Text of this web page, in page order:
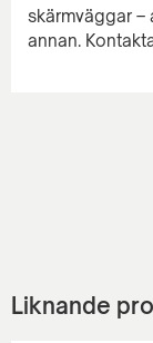
skärmväggar
Liknande